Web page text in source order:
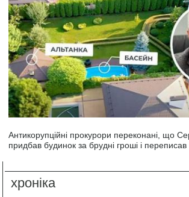
Антикорупційні прокурори переконані, що
придбав будинок за брудні гроші і переписав
хроніка